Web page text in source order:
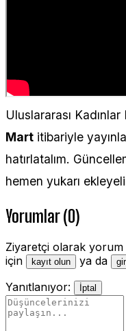
Uluslararası
Mart itibariyle
hatırlatalım.
hemen yukarı
Yorumlar (0)
Ziyaretçi olarak
için
kayıt olun ya da
Yanıtlanıyor:
İptal